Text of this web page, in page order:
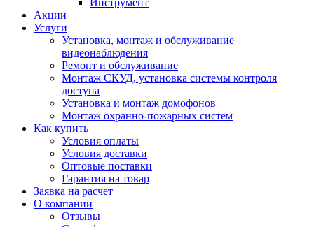
Инструмент
Акции
Услуги
Установка, монтаж и обслуживание
видеонаблюдения
Ремонт и обслуживание
Монтаж СКУД, установка системы контроля
доступа
Установка и монтаж домофонов
Монтаж охранно-пожарных систем
Как купить
Условия оплаты
Условия доставки
Оптовые поставки
Гарантия на товар
Заявка на расчет
О компании
Отзывы